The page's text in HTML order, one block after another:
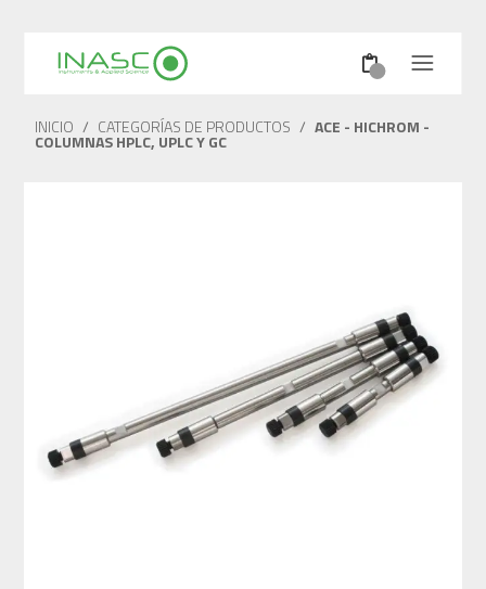
INICIO / CATEGORÍAS DE PRODUCTOS / ACE - HICHROM -
COLUMNAS HPLC, UPLC Y GC